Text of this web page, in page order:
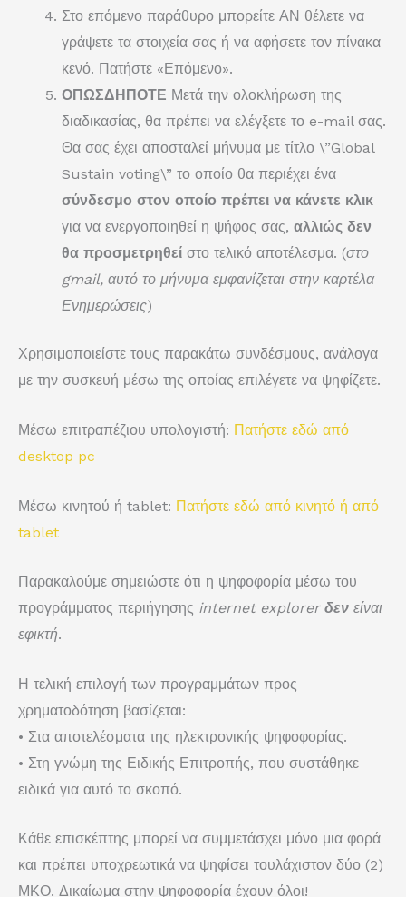
Στο επόμενο παράθυρο μπορείτε ΑΝ θέλετε να
γράψετε τα στοιχεία σας ή να αφήσετε τον πίνακα
κενό. Πατήστε « Επόμενο».
ΟΠΩΣΔΗΠΟΤΕ Μετά την ολοκλήρωση της
διαδικασίας, θα πρέπει να ελέγξετε το e-mail σας.
Θα σας έχει αποσταλεί μήνυμα με τίτλο \”Global
Sustain voting\” το οποίο θα περιέχει ένα
σύνδεσμο στον οποίο πρέπει να κάνετε κλικ
για να ενεργοποιηθεί η ψήφος σας, αλλιώς δεν
θα προσμετρηθεί στο τελικό αποτέλεσμα. (στο
gmail, αυτό το μήνυμα εμφανίζεται στην καρτέλα
Ενημερώσεις)
Χρησιμοποιείστε τους παρακάτω συνδέσμους, ανάλογα
με την συσκευή μέσω της οποίας επιλέγετε να ψηφίζετε.
Μέσω επιτραπέζιου υπολογιστή: Πατήστε εδώ από
desktop pc
Μέσω κινητού ή tablet: Πατήστε εδώ από κινητό ή από
tablet
Παρακαλούμε σημειώστε ότι η ψηφοφορία μέσω του
προγράμματος περιήγησης internet explorer δεν είναι
εφικτή.
Η τελική επιλογή των προγραμμάτων προς
χρηματοδότηση βασίζεται:
• Στα αποτελέσματα της ηλεκτρονικής ψηφοφορίας.
• Στη γνώμη της Ειδικής Επιτροπής, που συστάθηκε
ειδικά για αυτό το σκοπό.
Κάθε επισκέπτης μπορεί να συμμετάσχει μόνο μια φορά
και πρέπει υποχρεωτικά να ψηφίσει τουλάχιστον δύο (2)
ΜΚΟ. Δικαίωμα στην ψηφοφορία έχουν όλοι!